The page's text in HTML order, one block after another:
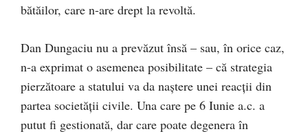
bătăilor, care n-are drept la revoltă.
Dan Dungaciu nu a prevăzut însă – sau, în orice caz,
n-a exprimat o asemenea posibilitate – că strategia
pierzătoare a statului va da naștere unei reacții din
partea societății civile. Una care pe 6 Iunie a.c. a
putut fi gestionată, dar care poate degenera în